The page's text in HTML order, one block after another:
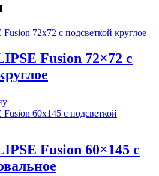
Fusion 72×72 с
Fusion 60×145 с